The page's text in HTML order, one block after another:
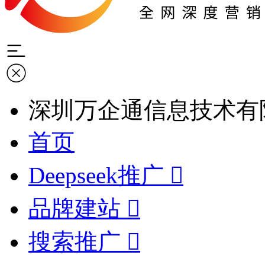
深圳万企通信息技术
首页
Deepseek推广
品牌建站
搜索推广